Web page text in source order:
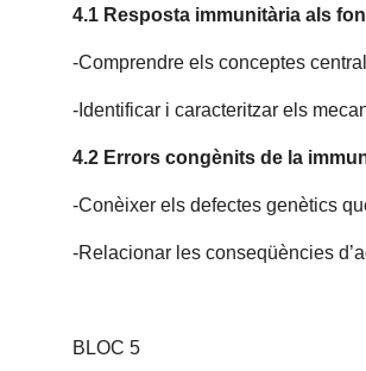
4.1 Resposta immunitària als
-Comprendre els conceptes
-Identificar i caracteritzar els
4.2 Errors congènits de la
-Conèixer els defectes genètics
-Relacionar les conseqüències
BLOC 5